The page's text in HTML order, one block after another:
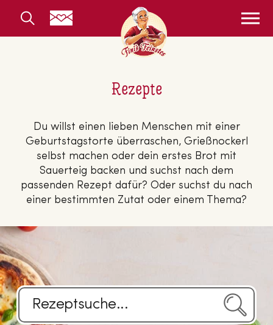
Rezepte
Du willst einen lieben Menschen mit einer
Geburtstagstorte überraschen, Grießnockerl
selbst machen oder dein erstes Brot mit
Sauerteig backen und suchst nach dem
passenden Rezept dafür? Oder suchst du nach
einer bestimmten Zutat oder einem Thema?